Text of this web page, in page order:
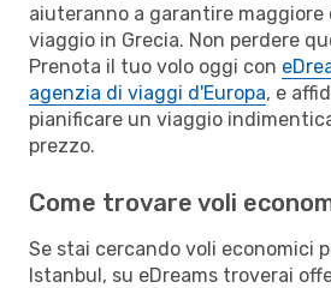
aiuteranno a garantire
viaggio in Grecia. Non perdere
Prenota il tuo volo oggi con
agenzia di viaggi d'Europa, e
pianificare un viaggio
prezzo.
Come trovare voli
Se stai cercando voli economici
Istanbul, su eDreams troverai